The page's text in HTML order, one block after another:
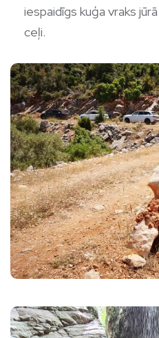
iespaidīgs kuģa vraks
ceļi.